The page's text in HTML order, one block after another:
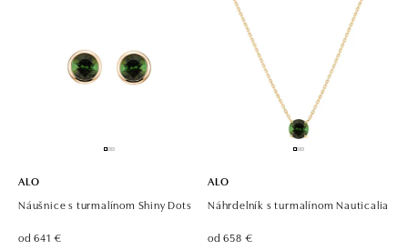
ALO
Náušnice s turmalínom Shiny Dots
od 641 €
ALO
Náhrdelník s turmalínom Nauticalia
od 658 €